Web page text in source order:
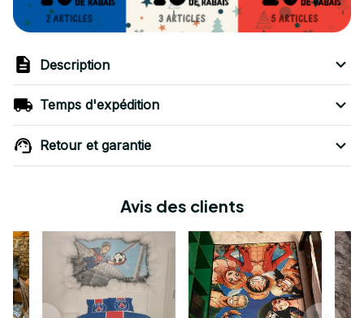
Description
Temps d'expédition
Retour et garantie
Avis des clients